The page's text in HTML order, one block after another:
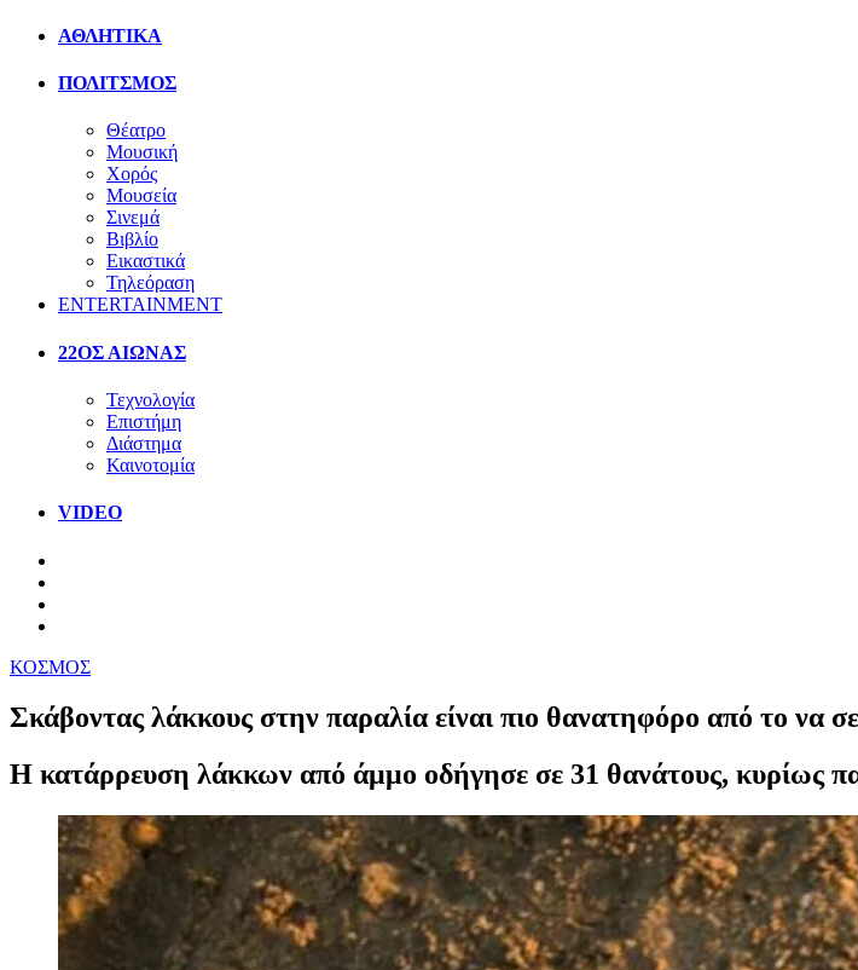
ΑΘΛΗΤΙΚΑ
ΠΟΛΙΤΣΜΟΣ
Θέατρο
Μουσική
Χορός
Μουσεία
Σινεμά
Βιβλίο
Εικαστικά
Τηλεόραση
ENTERTAINMENT
22ΟΣ ΑΙΩΝΑΣ
Τεχνολογία
Επιστήμη
Διάστημα
Καινοτομία
VIDEO
ΚΟΣΜΟΣ
Σκάβοντας λάκκους στην παραλία είναι πιο θανατηφόρο από το να
Η κατάρρευση λάκκων από άμμο οδήγησε σε 31 θανάτους, κυρίως